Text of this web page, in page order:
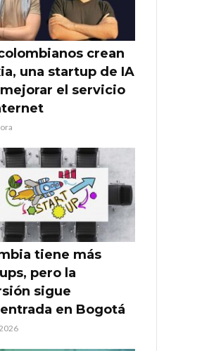
crean
una startup de IA
el servicio
tiene más
pero la
sigue
en Bogotá